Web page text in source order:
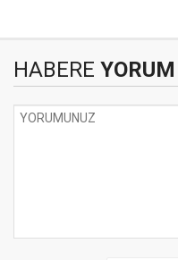
HABERE